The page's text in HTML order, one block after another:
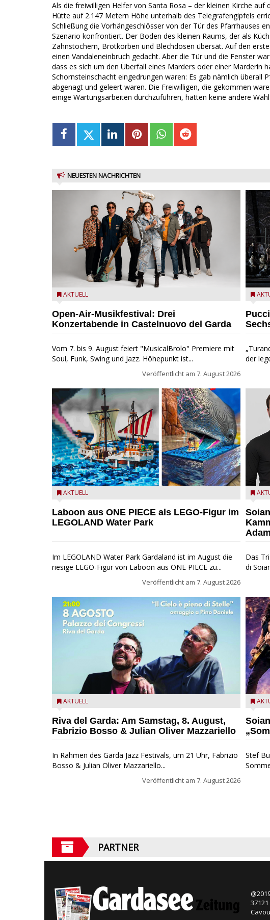
Als die freiwilligen Helfer von Santa Rosa – der kleinen Kirche
Hütte auf 2.147 Metern Höhe unterhalb des Telegrafengipfels
Schließung die Vorhängeschlösser von der Tür des Pfarrhauses
Szenario konfrontiert. Der Boden des kleinen Raums, der als
Zahnstochern, Brotkörben und Blechdosen übersät. Auf den
einen Vandaleneinbruch gedacht. Aber die Tür und die Fenster
dass es sich um den Überfall eines Marders oder einer Marderin
Schornsteinschacht eingedrungen waren: Es gab nämlich überall
abgenagt und geleert waren. Die Freiwilligen, die gekommen
einige Wartungsarbeiten durchzuführen, hatten keine andere
NEUESTEN NACHRICHTEN
Castelnuovo del Garda: Die "Dirotta su Cuba" zu Gast
AKTUELL
Open-Air-Musikfestival: Drei
Konzertabende in Castelnuovo del Garda
Vom 7. bis 9. August feiert "MusicalBrolo" Premiere mit
Soul, Funk, Swing und Jazz. Höhepunkt ist...
Veröffentlicht am 7. August 2026
Laboon aus ONE PIECE als LEGO-Figur im LEGOLAND
AKTUELL
Laboon aus ONE PIECE als LEGO-Figur im
LEGOLAND Water Park
Im LEGOLAND Water Park Gardaland ist im August die
riesige LEGO-Figur von Laboon aus ONE PIECE zu...
Veröffentlicht am 7. August 2026
Fabrizio Bosso & Julian Oliver Mazzariello zu Gast beim
AKTUELL
Riva del Garda: Am Samstag, 8. August,
Fabrizio Bosso & Julian Oliver Mazzariello
In Rahmen des Garda Jazz Festivals, um 21 Uhr, Fabrizio
Bosso & Julian Oliver Mazzariello...
Veröffentlicht am 7. August 2026
der
Trio
Das
di
Stef
Stef
PARTNER